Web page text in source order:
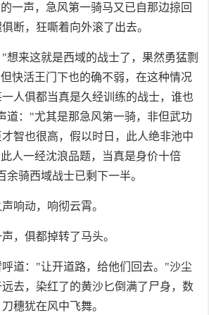
一声，急风第一骑马又已自那边掠回
断，狂嘶着向外滚了出去。
想来这就是西域的战士了，果然勇猛剽
快活王门下也的确不弱，在这种情况
人俱都当真是久经训练的战士，谁也
道："尤其是那急风第一骑，非但武功
智也很高，假以时日，此人绝非池中
人一经沈浪品题，当真是身价十倍
余骑西域战士已剩下一半。
响动，响彻云霄。
，俱都掉转了马头。
道："让开道路，给他们回去。"沙尘
去，染红了的黄沙匕倒满了尸身，数
穗犹在风中飞舞。